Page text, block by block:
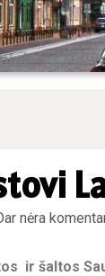
nėra
ir šaltos